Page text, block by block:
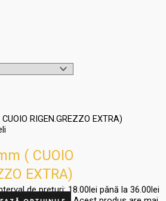
( CUOIO
EXTRA)
de prețuri: 18.00lei până la 36.00lei